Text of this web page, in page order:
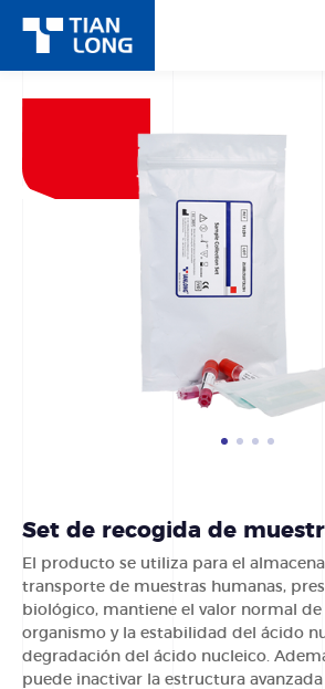
Set de recogida de
El producto se utiliza para el
transporte de muestras humanas,
biológico, mantiene el valor normal de
organismo y la estabilidad del ácido
degradación del ácido nucleico.
puede inactivar la estructura